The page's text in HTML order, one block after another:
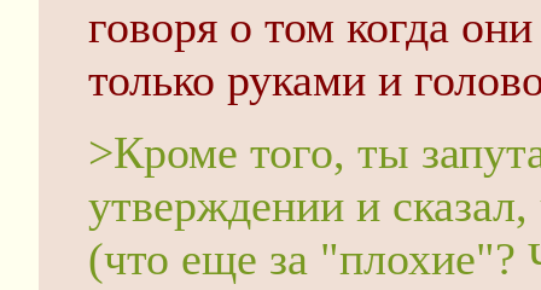
говоря о том когда
только руками и
>Кроме того, ты
утверждении и
(что еще за "плохие"?